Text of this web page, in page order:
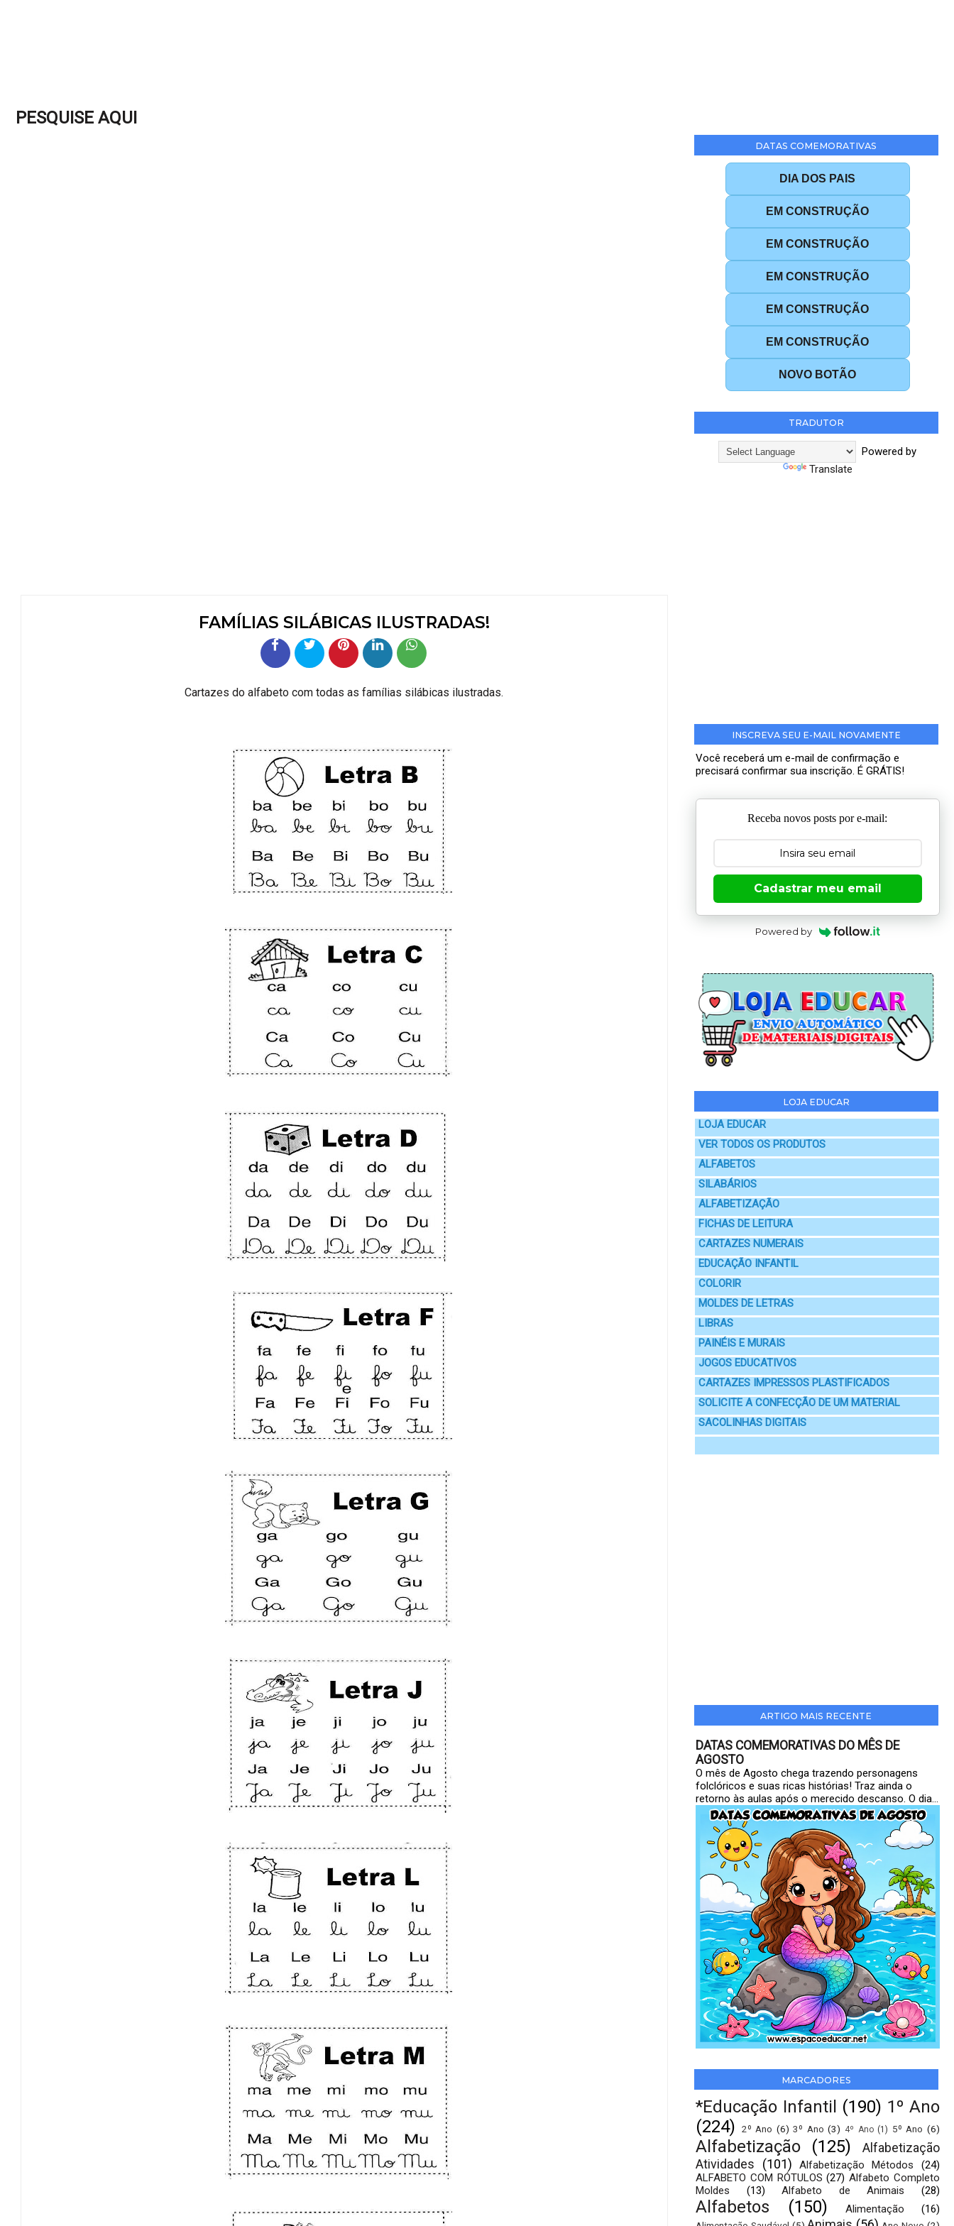
PESQUISE AQUI
FAMÍLIAS SILÁBICAS ILUSTRADAS!
Cartazes do alfabeto com todas as famílias silábicas ilustradas.
DATAS COMEMORATIVAS
DIA DOS PAIS
EM CONSTRUÇÃO
EM CONSTRUÇÃO
EM CONSTRUÇÃO
EM CONSTRUÇÃO
EM CONSTRUÇÃO
NOVO BOTÃO
TRADUTOR
Powered by
Translate
INSCREVA SEU E-MAIL NOVAMENTE
Você receberá um e-mail de confirmação e
precisará confirmar sua inscrição. É GRÁTIS!
Receba novos posts por e-mail:
Cadastrar meu email
Powered by
LOJA EDUCAR
LOJA EDUCAR
VER TODOS OS PRODUTOS
ALFABETOS
SILABÁRIOS
ALFABETIZAÇÃO
FICHAS DE LEITURA
CARTAZES NUMERAIS
EDUCAÇÃO INFANTIL
COLORIR
MOLDES DE LETRAS
LIBRAS
PAINÉIS E MURAIS
JOGOS EDUCATIVOS
CARTAZES IMPRESSOS PLASTIFICADOS
SOLICITE A CONFECÇÃO DE UM MATERIAL
SACOLINHAS DIGITAIS
ARTIGO MAIS RECENTE
DATAS COMEMORATIVAS DO MÊS DE
AGOSTO
O mês de Agosto chega trazendo personagens
folclóricos e suas ricas histórias! Traz ainda o
retorno às aulas após o merecido descanso. O dia...
MARCADORES
*Educação Infantil (190) 1º Ano
(224)
2º Ano (6) 3º Ano (3) 4º Ano (1) 5º Ano (6)
Alfabetização (125)
Alfabetização
Atividades
(101) Alfabetização Métodos
(24)
ALFABETO COM RÓTULOS (27) Alfabeto Completo
Moldes
(13) Alfabeto de Animais (28)
Alfabetos (150) Alimentação (16)